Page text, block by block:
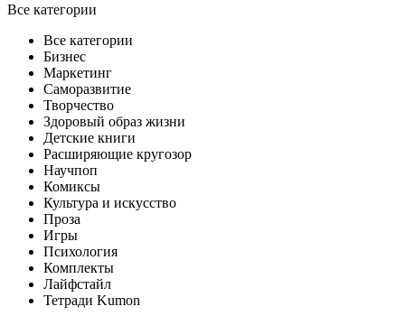
Все категории
Все категории
Бизнес
Маркетинг
Саморазвитие
Творчество
Здоровый образ жизни
Детские книги
Расширяющие кругозор
Научпоп
Комиксы
Культура и искусство
Проза
Игры
Психология
Комплекты
Лайфстайл
Тетради Kumon